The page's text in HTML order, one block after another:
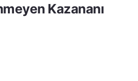
Kazananı